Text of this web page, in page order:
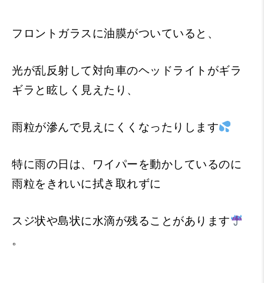
フロントガラスに油膜がついていると、
光が乱反射して対向車のヘッドライトがギラ
ギラと眩しく見えたり、
雨粒が滲んで見えにくくなったりします
特に雨の日は、ワイパーを動かしているのに
雨粒をきれいに拭き取れずに
スジ状や島状に水滴が残ることがあります
。